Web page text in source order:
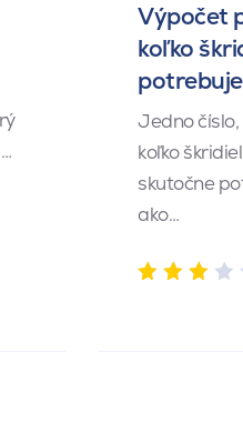
Výpočet
koľko
Jedno
koľko
skutočne
ako…